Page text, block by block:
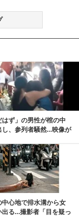
はず」の男性が棺の中
し、参列者騒然…映像が
中心地で排水溝から女
出る…撮影者「目を疑っ